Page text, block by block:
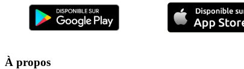
À propos